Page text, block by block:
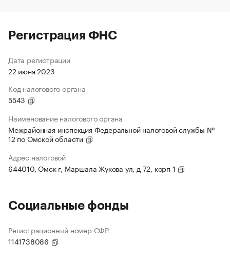
Регистрация ФНС
Дата регистрации
22 июня 2023
Код налогового органа
5543
Наименование налогового органа
Межрайонная инспекция Федеральной налоговой службы №
12 по Омской области
Адрес налоговой
644010, Омск г, Маршала Жукова ул, д 72, корп 1
Социальные фонды
Регистрационный номер СФР
1141738086